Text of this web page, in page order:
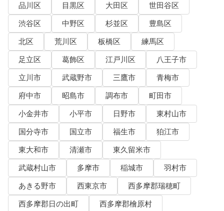
品川区
目黒区 大田区
世田谷区
渋谷区
中野区 杉並区
豊島区
北区
荒川区 板橋区
練馬区
足立区
葛飾区 江戸川区
八王子市
立川市
武蔵野市 三鷹市
青梅市
府中市
昭島市 調布市
町田市
小金井市
小平市 日野市
東村山市
国分寺市
国立市 福生市
狛江市
東大和市
清瀬市
東久留米市
武蔵村山市
多摩市 稲城市
羽村市
あきる野市
西東京市
西多摩郡瑞穂町
西多摩郡日の出町
西多摩郡檜原村